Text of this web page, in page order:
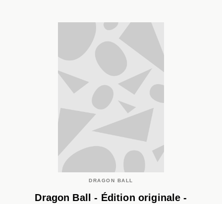
DRAGON BALL
Dragon Ball - Édition originale -